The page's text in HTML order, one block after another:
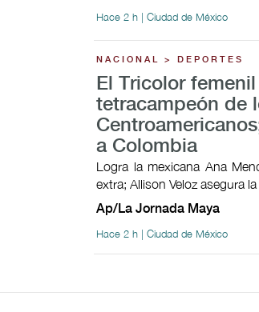
Hace 2 h | Ciudad de México
NACIONAL > DEPORTES
El Tricolor
tetracampeón de
a Colombia
Logra la mexicana Ana
extra; Allison Veloz asegura
Ap/La Jornada Maya
Hace 2 h | Ciudad de México